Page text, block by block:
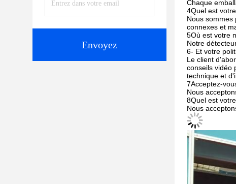
Envoyez
Chaque
4Quel est
Nous sommes
connexes et
5Où est votre
Notre
6- Et votre
Le client
conseils vidéo
technique et
7Acceptez-
Nous
8Quel est
Nous